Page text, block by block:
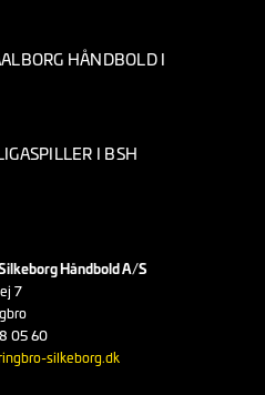
HÅNDBOLD I
I BSH
Håndbold A/S
7
05 60
silkeborg.dk